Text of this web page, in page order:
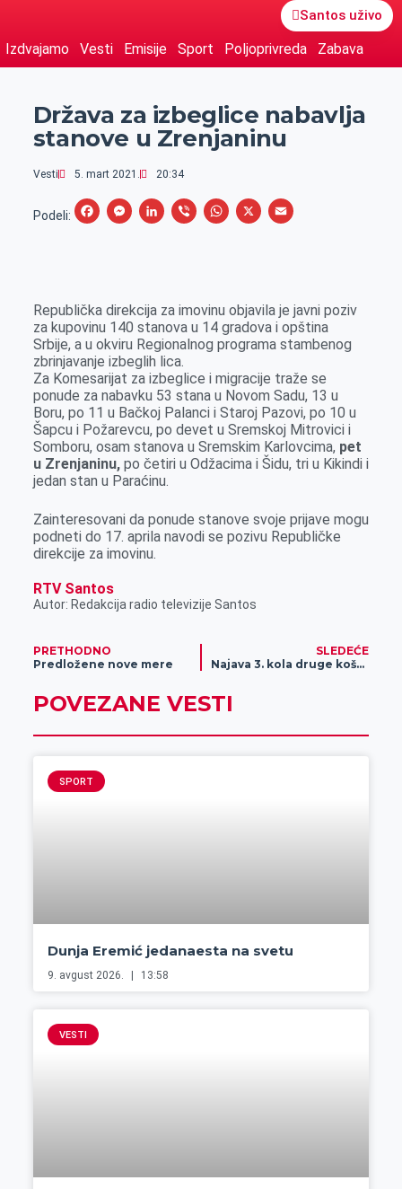
Santos uživo
Izdvajamo Vesti Emisije Sport Poljoprivreda Zabava
Država za izbeglice nabavlja
stanove u Zrenjaninu
Vesti 5. mart 2021. 20:34
Podeli:
F
b
o
o
k
M
e
n
g
e
r
L
e
d
I
n
V
r
W
s
A
p
X
E
l
Republička direkcija za imovinu objavila je javni poziv
za kupovinu 140 stanova u 14 gradova i opština
Srbije, a u okviru Regionalnog programa stambenog
zbrinjavanje izbeglih lica.
Za Komesarijat za izbeglice i migracije traže se
ponude za nabavku 53 stana u Novom Sadu, 13 u
Boru, po 11 u Bačkoj Palanci i Staroj Pazovi, po 10 u
Šapcu i Požarevcu, po devet u Sremskoj Mitrovici i
Somboru, osam stanova u Sremskim Karlovcima, pet
u Zrenjaninu,po četiri u Odžacima i Šidu, tri u Kikindi i
jedan stan u Paraćinu.
Zainteresovani da ponude stanove svoje prijave mogu
podneti do 17. aprila navodi se pozivu Republičke
direkcije za imovinu.
RTV Santos
Autor: Redakcija radio televizije Santos
PRETHODNO
Predložene nove mere
SLEDEĆE
Najava 3. kola druge košarkaške lige Srbije
POVEZANE VESTI
SPORT
Dunja Eremić jedanaesta na svetu
9. avgust 2026. 13:58
VESTI